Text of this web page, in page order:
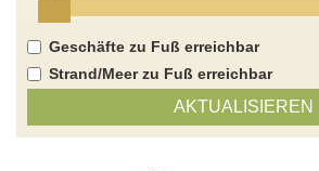
Geschäfte zu Fuß erreichbar
Strand/Meer zu Fuß erreichbar
AKTUALISIEREN